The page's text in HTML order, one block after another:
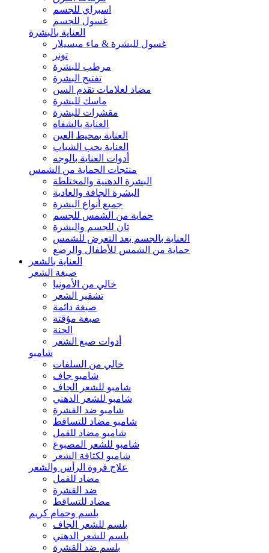
اسبراي للجسم
غسول للجسم
العناية بالبشرة
غسول للبشرة & ماء ميسيلار
تونر
مرطب للبشرة
تفتيح البشرة
مضاد لعلامات تقدم السن
ماسك للبشرة
مقشرات للبشرة
العناية بالشفاه
العناية بمحيط العين
العناية بحب الشباب
أدوات العناية بالوجه
منتجات الحماية من الشمس
البشرة الدهنية والمختلطة
البشرة الجافة والعادية
جميع أنواع البشرة
حماية من الشمس للجسم
تان للجسم والبشرة
العناية بالجسم بعد التعرض للشمس
حماية من الشمس للأطفال والرضع
العناية بالشعر
صبغة الشعر
خالي من الأمونيا
تشقير الشعر
صبغة دائمة
صبغة مؤقتة
الحنة
أدوات صبغ الشعر
شامبو
خالي من السلفات
شامبو جاف
شامبو للشعر الجاف
شامبو للشعر الدهني
شامبو ضد القشرة
شامبو مضاد للتساقط
شامبو مضاد للقمل
شامبو للشعر المصبوغ
شامبو لكثافة الشعر
علاج فروة الرأس والشعر
مضاد للقمل
ضد القشرة
مضاد للتساقط
بلسم وحمام كريم
بلسم للشعر الجاف
بلسم للشعر الدهني
بلسم ضد القشرة